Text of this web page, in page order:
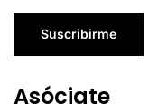
Suscribirme
Asóciate